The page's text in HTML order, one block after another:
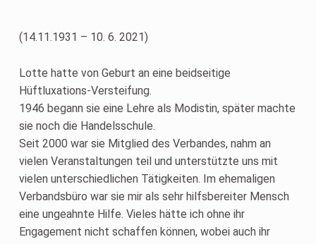
(14.11.1931 – 10. 6. 2021)
Lotte hatte von Geburt an eine beidseitige
Hüftluxations-Versteifung.
1946 begann sie eine Lehre als Modistin, später machte
sie noch die Handelsschule.
Seit 2000 war sie Mitglied des Verbandes, nahm an
vielen Veranstaltungen teil und unterstützte uns mit
vielen unterschiedlichen Tätigkeiten. Im ehemaligen
Verbandsbüro war sie mir als sehr hilfsbereiter Mensch
eine ungeahnte Hilfe. Vieles hätte ich ohne ihr
Engagement nicht schaffen können, wobei auch ihr